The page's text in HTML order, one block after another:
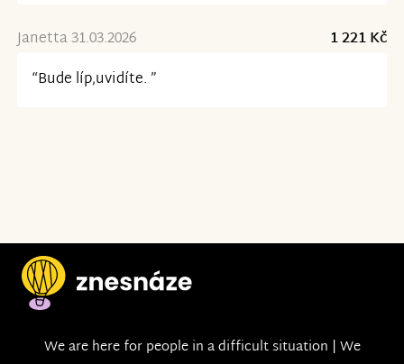
Janetta 31.03.2026
1 221 Kč
“Bude líp,uvidíte. ”
We are here for people in a difficult situation | We